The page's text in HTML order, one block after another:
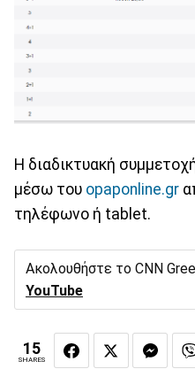
Η διαδικτυακή
μέσω του opaponline.gr
τηλέφωνο ή tablet.
Ακολουθήστε το CNN
YouTube
15
SHARES